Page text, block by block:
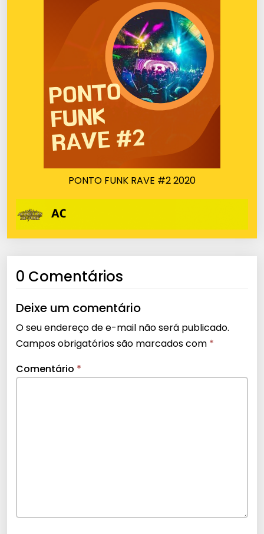
PONTO FUNK RAVE #2 2020
0 Comentários
Deixe um comentário
O seu endereço de e-mail não será publicado.
Campos obrigatórios são marcados com *
Comentário *